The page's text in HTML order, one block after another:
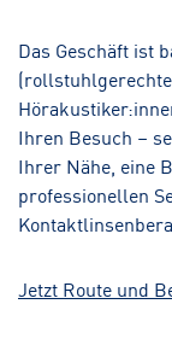
Das Geschäft ist
Ihren Besuch –
Ihrer Nähe, eine
professionellen
Jetzt Route und